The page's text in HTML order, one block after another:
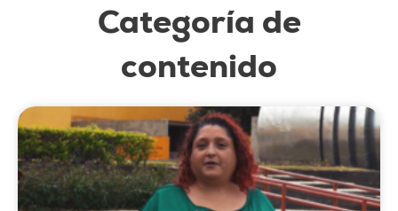
Categoría de
contenido